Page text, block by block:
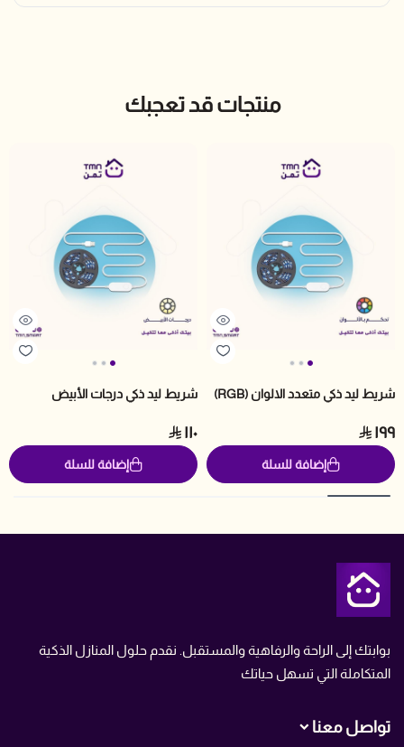
منتجات قد تعجبك
شريط ليد ذكي متعدد الالوان (RGB)
١٩٩
إضافة للسلة
شريط ليد ذكي درجات الأبيض
١١٠
إضافة للسلة
بوابتك إلى الراحة والرفاهية والمستقبل. نقدم حلول المنازل الذكية
المتكاملة التي تسهل حياتك
تواصل معنا